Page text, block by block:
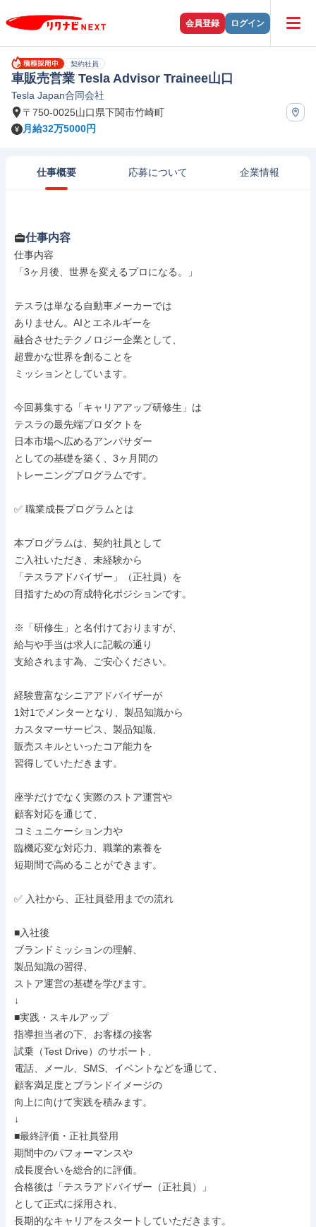
会員登録 ログイン
契約社員
車販売営業 Tesla Advisor Trainee山口
Tesla Japan合同会社
〒750-0025山口県下関市竹崎町
月給32万5000円
仕事概要 応募について 企業情報
仕事内容
仕事内容
「3ヶ月後、世界を変えるプロになる。」
テスラは単なる自動車メーカーでは
ありません。AIとエネルギーを
融合させたテクノロジー企業として、
超豊かな世界を創ることを
ミッションとしています。
今回募集する「キャリアアップ研修生」は
テスラの最先端プロダクトを
日本市場へ広めるアンバサダー
としての基礎を築く、3ヶ月間の
トレーニングプログラムです。
✅ 職業成長プログラムとは
本プログラムは、契約社員として
ご入社いただき、未経験から
「テスラアドバイザー」（正社員）を
目指すための育成特化ポジションです。
※「研修生」と名付けておりますが、
給与や手当は求人に記載の通り
支給されます為、ご安心ください。
経験豊富なシニアアドバイザーが
1対1でメンターとなり、製品知識から
カスタマーサービス、製品知識、
販売スキルといったコア能力を
習得していただきます。
座学だけでなく実際のストア運営や
顧客対応を通じて、
コミュニケーション力や
臨機応変な対応力、職業的素養を
短期間で高めることができます。
✅ 入社から、正社員登用までの流れ
■入社後
ブランドミッションの理解、
製品知識の習得、
ストア運営の基礎を学びます。
↓
■実践・スキルアップ
指導担当者の下、お客様の接客
試乗（Test Drive）のサポート、
電話、メール、SMS、イベントなどを通じて、
顧客満足度とブランドイメージの
向上に向けて実践を積みます。
↓
■最終評価・正社員登用
期間中のパフォーマンスや
成長度合いを総合的に評価。
合格後は「テスラアドバイザー（正社員）」
として正式に採用され、
長期的なキャリアをスタートしていただきます。